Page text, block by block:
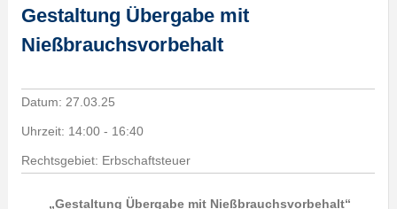
Gestaltung Übergabe mit
Nießbrauchsvorbehalt
Datum: 27.03.25
Uhrzeit: 14:00 - 16:40
Rechtsgebiet: Erbschaftsteuer
„Gestaltung Übergabe mit Nießbrauchsvorbehalt“